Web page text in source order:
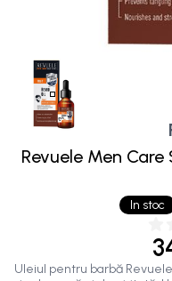
In stoc
Revuele Men
Uleiul pentru barbă